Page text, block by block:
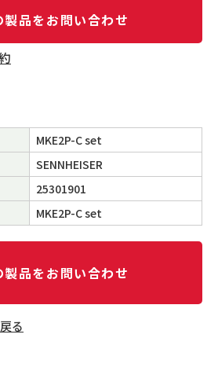
製品をお問い合わせ
MKE2P-C set
SENNHEISER
25301901
MKE2P-C set
製品をお問い合わせ
る